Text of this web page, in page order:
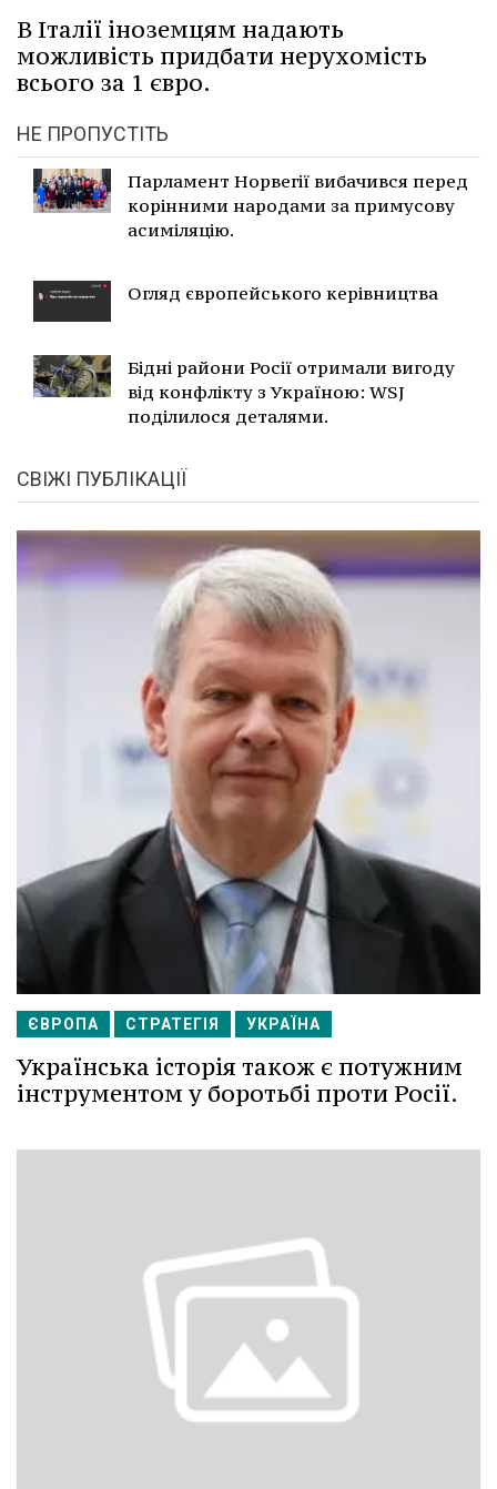
В Італії іноземцям надають
можливість придбати нерухомість
всього за 1 євро.
НЕ ПРОПУСТІТЬ
Парламент Норвегії вибачився перед
корінними народами за примусову
асиміляцію.
Огляд європейського керівництва
Бідні райони Росії отримали вигоду
від конфлікту з Україною: WSJ
поділилося деталями.
СВІЖІ ПУБЛІКАЦІЇ
ЄВРОПА СТРАТЕГІЯ УКРАЇНА
Українська історія також є потужним
інструментом у боротьбі проти Росії.